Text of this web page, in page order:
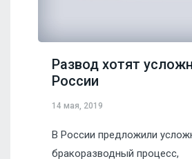
Развод хотят
России
14 мая, 2019
В России предложили
бракоразводный процесс,